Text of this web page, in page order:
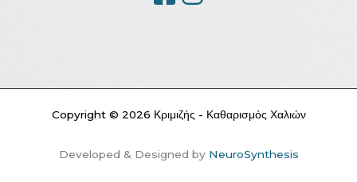
Copyright © 2026 Κριμιζής - Καθαρισμός Χαλιών
Developed & Designed by NeuroSynthesis